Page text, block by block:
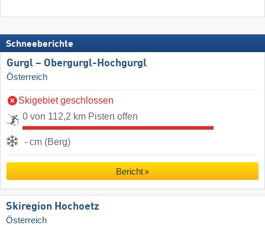
Schneeberichte
Gurgl – Obergurgl-Hochgurgl
Österreich
Skigebiet geschlossen
0 von 112,2 km Pisten offen
- cm (Berg)
Bericht
Skiregion Hochoetz
Österreich